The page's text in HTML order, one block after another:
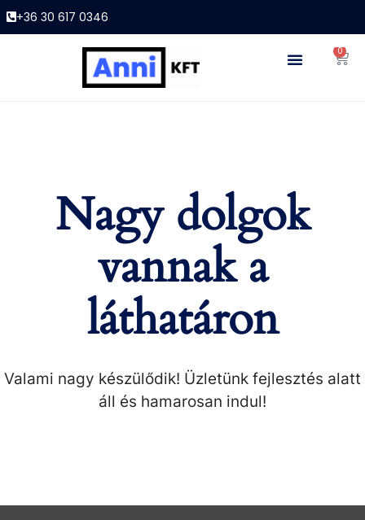
+36 30 617 0346
0
Nagy dolgok
vannak a
láthatáron
Valami nagy készülődik! Üzletünk fejlesztés alatt
áll és hamarosan indul!